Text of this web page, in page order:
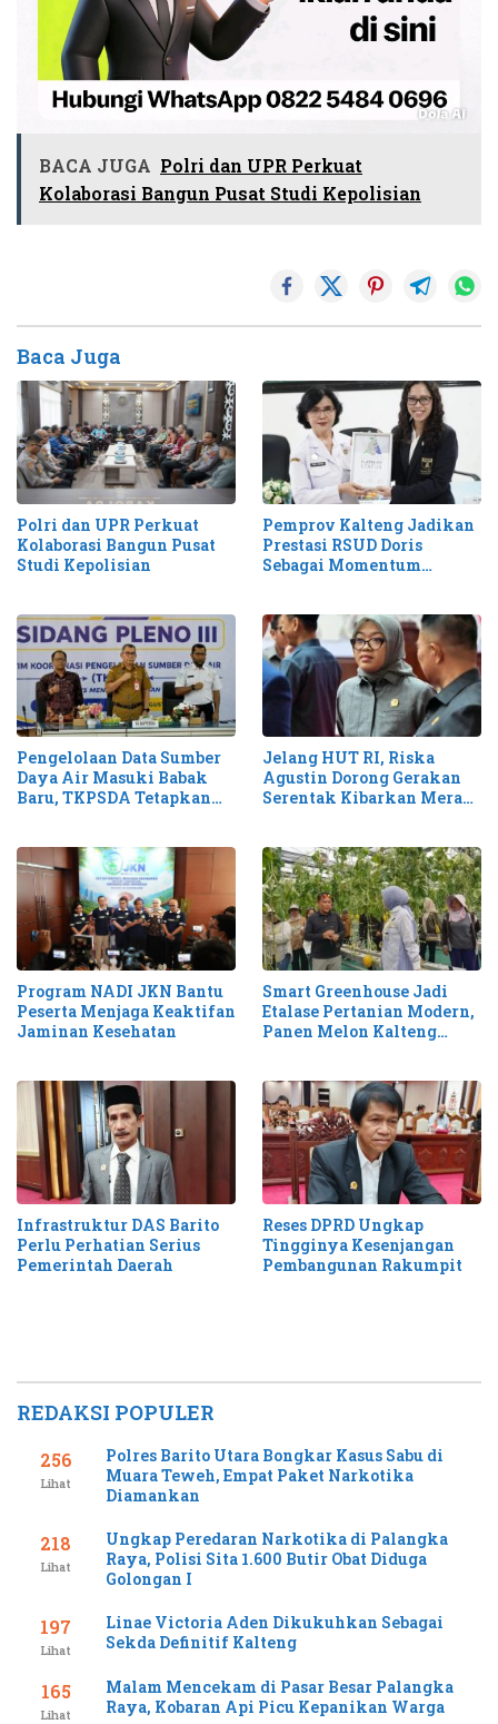
BACA JUGA Polri dan UPR Perkuat
Kolaborasi Bangun Pusat Studi Kepolisian
Baca Juga
Polri dan UPR Perkuat
Kolaborasi Bangun Pusat
Studi Kepolisian
Pemprov Kalteng Jadikan
Prestasi RSUD Doris
Sebagai Momentum
Pengelolaan Data Sumber
Daya Air Masuki Babak
Baru, TKPSDA Tetapkan
Jelang HUT RI, Riska
Agustin Dorong Gerakan
Serentak Kibarkan Merah
Program NADI JKN Bantu
Peserta Menjaga Keaktifan
Jaminan Kesehatan
Smart Greenhouse Jadi
Etalase Pertanian Modern,
Panen Melon Kalteng
Infrastruktur DAS Barito
Perlu Perhatian Serius
Pemerintah Daerah
Reses DPRD Ungkap
Tingginya Kesenjangan
Pembangunan Rakumpit
REDAKSI POPULER
256
Lihat
Polres Barito Utara Bongkar Kasus Sabu di
Muara Teweh, Empat Paket Narkotika
Diamankan
218
Lihat
Ungkap Peredaran Narkotika di Palangka
Raya, Polisi Sita 1.600 Butir Obat Diduga
Golongan I
197
Lihat
Linae Victoria Aden Dikukuhkan Sebagai
Sekda Definitif Kalteng
165
Lihat
Malam Mencekam di Pasar Besar Palangka
Raya, Kobaran Api Picu Kepanikan Warga